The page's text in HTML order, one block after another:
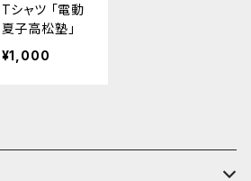
Tシャツ 「電動
夏子高松塾」
¥1,000